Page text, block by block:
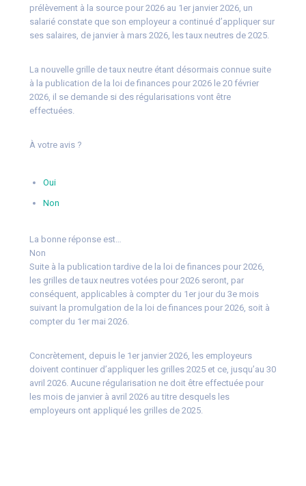
prélèvement à la source pour 2026 au 1er janvier 2026, un
salarié constate que son employeur a continué d’appliquer sur
ses salaires, de janvier à mars 2026, les taux neutres de 2025.
La nouvelle grille de taux neutre étant désormais connue suite
à la publication de la loi de finances pour 2026 le 20 février
2026, il se demande si des régularisations vont être
effectuées.
À votre avis ?
Oui
Non
La bonne réponse est…
Non
Suite à la publication tardive de la loi de finances pour 2026,
les grilles de taux neutres votées pour 2026 seront, par
conséquent, applicables à compter du 1er jour du 3e mois
suivant la promulgation de la loi de finances pour 2026, soit à
compter du 1er mai 2026.
Concrètement, depuis le 1er janvier 2026, les employeurs
doivent continuer d’appliquer les grilles 2025 et ce, jusqu’au 30
avril 2026. Aucune régularisation ne doit être effectuée pour
les mois de janvier à avril 2026 au titre desquels les
employeurs ont appliqué les grilles de 2025.